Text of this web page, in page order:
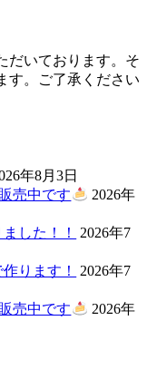
だいております。そ
す。ご了承ください
年8月3日
売中です
2026年
した！！
2026年7
ります！
2026年7
売中です
2026年